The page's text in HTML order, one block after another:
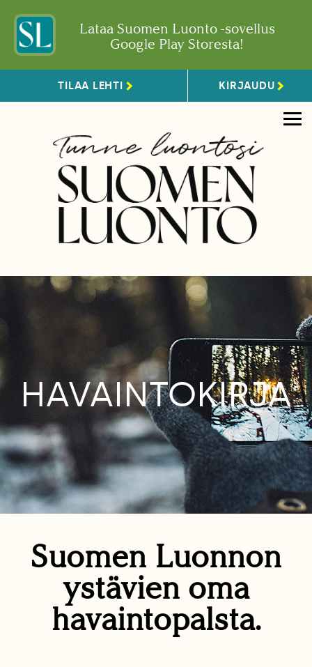
Lataa Suomen Luonto -sovellus
Google Play Storesta!
TILAA LEHTI KIRJAUDU
HAVAINTOKIRJA
Suomen Luonnon
ystävien oma
havaintopalsta.